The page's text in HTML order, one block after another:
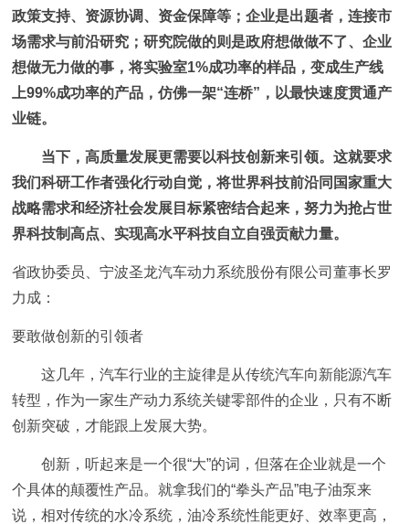
政策支持、资源协调、资金保障等；企业是出题者，连接市
场需求与前沿研究；研究院做的则是政府想做做不了、企业
想做无力做的事，将实验室1%成功率的样品，变成生产线
上99%成功率的产品，仿佛一架“连桥”，以最快速度贯通产
业链。
当下，高质量发展更需要以科技创新来引领。这就要求
我们科研工作者强化行动自觉，将世界科技前沿同国家重大
战略需求和经济社会发展目标紧密结合起来，努力为抢占世
界科技制高点、实现高水平科技自立自强贡献力量。
省政协委员、宁波圣龙汽车动力系统股份有限公司董事长罗
力成：
要敢做创新的引领者
这几年，汽车行业的主旋律是从传统汽车向新能源汽车
转型，作为一家生产动力系统关键零部件的企业，只有不断
创新突破，才能跟上发展大势。
创新，听起来是一个很“大”的词，但落在企业就是一个
个具体的颠覆性产品。就拿我们的“拳头产品”电子油泵来
说，相对传统的水冷系统，油冷系统性能更好、效率更高，